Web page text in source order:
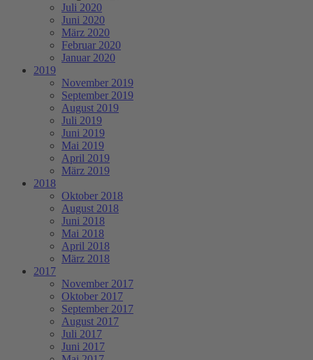
Juli 2020
Juni 2020
März 2020
Februar 2020
Januar 2020
2019
November 2019
September 2019
August 2019
Juli 2019
Juni 2019
Mai 2019
April 2019
März 2019
2018
Oktober 2018
August 2018
Juni 2018
Mai 2018
April 2018
März 2018
2017
November 2017
Oktober 2017
September 2017
August 2017
Juli 2017
Juni 2017